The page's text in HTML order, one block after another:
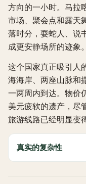
方向的一小时。马拉
市场、聚会点和露天
落时分，耍蛇人、说
成更安静场所的迹象。
这个国家真正吸引人
海海岸、两座山脉和
一两周内到达。物价
美元疲软的遗产，尽
旅游线路已经明显变
真实的复杂性